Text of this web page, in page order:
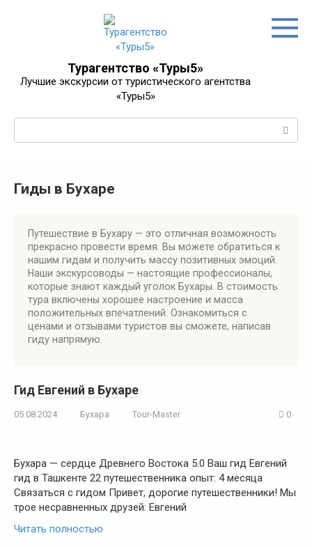
Турагентство «Туры5»
Лучшие экскурсии от туристического агентства
«Туры5»
Гиды в Бухаре
Путешествие в Бухару — это отличная возможность
прекрасно провести время. Вы можете обратиться к
нашим гидам и получить массу позитивных эмоций.
Наши экскурсоводы — настоящие профессионалы,
которые знают каждый уголок Бухары. В стоимость
тура включены хорошее настроение и масса
положительных впечатлений. Ознакомиться с
ценами и отзывами туристов вы сможете, написав
гиду напрямую.
Гид Евгений в Бухаре
05.08.2024 Бухара Tour-Master 0
Бухара — сердце Древнего Востока 5.0 Ваш гид Евгений
гид в Ташкенте 22 путешественника опыт: 4 месяца
Связаться с гидом Привет, дорогие путешественники! Мы
трое несравненных друзей: Евгений
Читать полностью